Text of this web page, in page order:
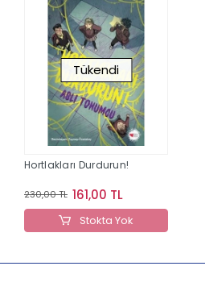
Tükendi
Hortlakları Durdurun!
230,00 TL 161,00 TL
Stokta Yok